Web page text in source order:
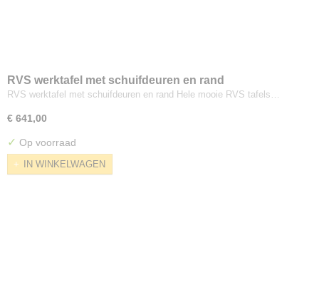
RVS werktafel met schuifdeuren en rand
RVS werktafel met schuifdeuren en rand Hele mooie RVS tafels…
€ 641,00
✓ Op voorraad
IN WINKELWAGEN